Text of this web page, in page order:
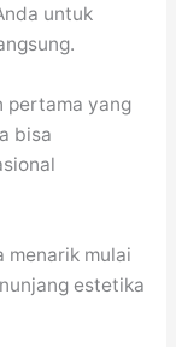
untuk
pertama yang
bisa
menarik mulai
estetika